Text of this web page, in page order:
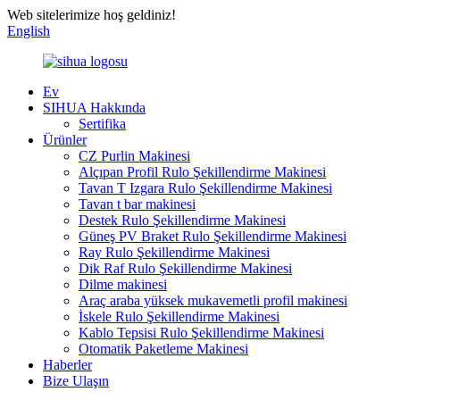
Web sitelerimize hoş geldiniz!
English
Ev
SIHUA Hakkında
Sertifika
Ürünler
CZ Purlin Makinesi
Alçıpan Profil Rulo Şekillendirme Makinesi
Tavan T Izgara Rulo Şekillendirme Makinesi
Tavan t bar makinesi
Destek Rulo Şekillendirme Makinesi
Güneş PV Braket Rulo Şekillendirme Makinesi
Ray Rulo Şekillendirme Makinesi
Dik Raf Rulo Şekillendirme Makinesi
Dilme makinesi
Araç araba yüksek mukavemetli profil makinesi
İskele Rulo Şekillendirme Makinesi
Kablo Tepsisi Rulo Şekillendirme Makinesi
Otomatik Paketleme Makinesi
Haberler
Bize Ulaşın